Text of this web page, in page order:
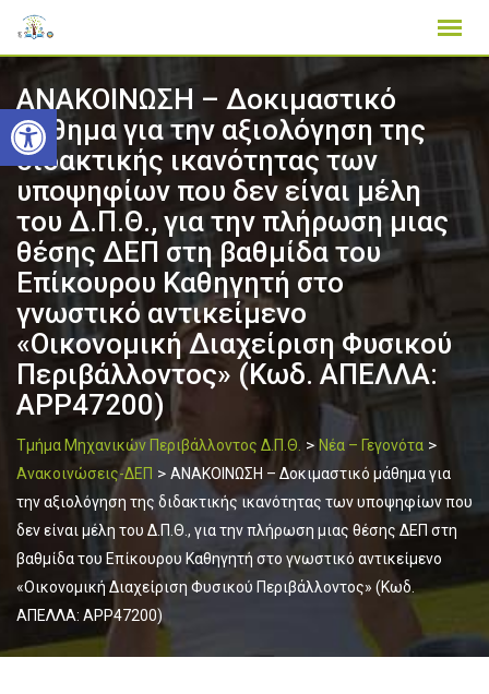
Ανοίξτε τη γραμμή εργαλείων
Skip
ΑΝΑΚΟΙΝΩΣΗ – Δοκιμαστικό
μάθημα για την αξιολόγηση της
διδακτικής ικανότητας των
υποψηφίων που δεν είναι μέλη
του Δ.Π.Θ., για την πλήρωση μιας
θέσης ΔΕΠ στη βαθμίδα του
Επίκουρου Καθηγητή στο
γνωστικό αντικείμενο
«Οικονομική Διαχείριση Φυσικού
Περιβάλλοντος» (Κωδ. ΑΠΕΛΛΑ:
APP47200)
Τμήμα Μηχανικών Περιβάλλοντος Δ.Π.Θ. > Νέα – Γεγονότα >
Ανακοινώσεις-ΔΕΠ > ΑΝΑΚΟΙΝΩΣΗ – Δοκιμαστικό μάθημα για
την αξιολόγηση της διδακτικής ικανότητας των υποψηφίων που
δεν είναι μέλη του Δ.Π.Θ., για την πλήρωση μιας θέσης ΔΕΠ στη
βαθμίδα του Επίκουρου Καθηγητή στο γνωστικό αντικείμενο
«Οικονομική Διαχείριση Φυσικού Περιβάλλοντος» (Κωδ.
ΑΠΕΛΛΑ: APP47200)